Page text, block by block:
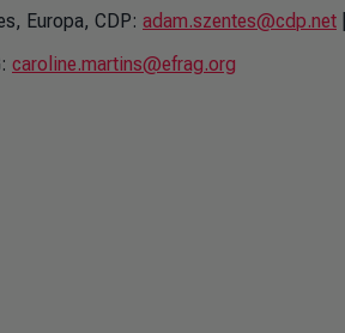
Europa, CDP: adam.szentes@cdp.net
caroline.martins@efrag.org